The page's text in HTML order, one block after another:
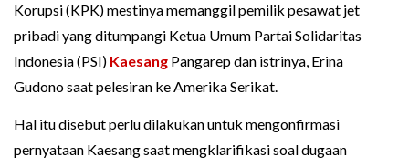
Korupsi (KPK) mestinya memanggil pemilik pesawat jet
pribadi yang ditumpangi Ketua Umum Partai Solidaritas
Indonesia (PSI) Kaesang Pangarep dan istrinya, Erina
Gudono saat pelesiran ke Amerika Serikat.
Hal itu disebut perlu dilakukan untuk mengonfirmasi
pernyataan Kaesang saat mengklarifikasi soal dugaan